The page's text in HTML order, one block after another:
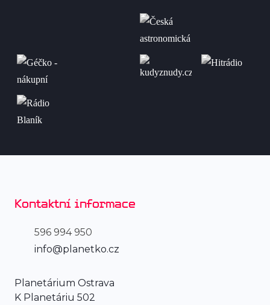
Kontaktní informace
596 994 950
info@planetko.cz
Planetárium Ostrava
K Planetáriu 502